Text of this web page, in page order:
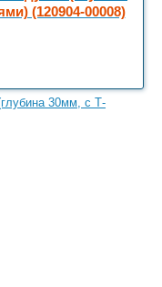
30мм, с Т-